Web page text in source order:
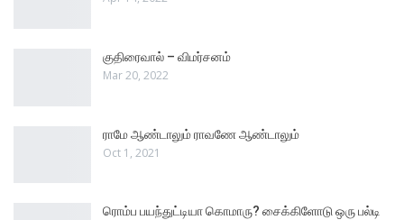
குதிரைவால் – விமர்சனம்
Mar 20, 2022
ராமே ஆண்டாலும் ராவணே ஆண்டாலும்
Oct 1, 2021
ரொம்ப பயந்துட்டியா கொமாரு? சைக்கிளோடு ஒரு பல்டி